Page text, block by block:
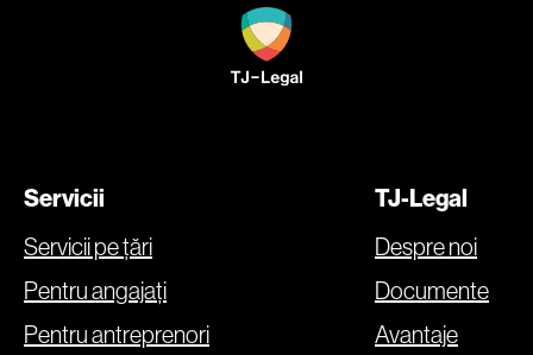
Servicii
Servicii pe țări
Pentru angajați
Pentru antreprenori
TJ-Legal
Despre noi
Documente
Avantaje